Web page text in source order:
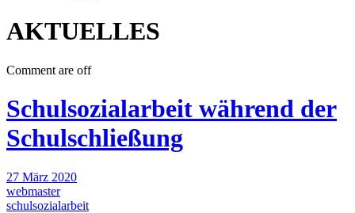
AKTUELLES
Comment are off
Schulsozialarbeit während der
Schulschließung
27 März 2020
webmaster
schulsozialarbeit